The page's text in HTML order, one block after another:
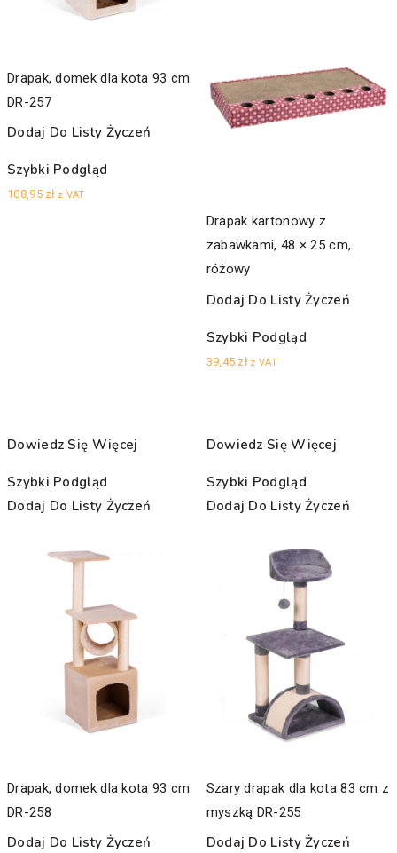
Drapak, domek dla kota 93 cm
DR-257
Dodaj Do Listy Życzeń
Szybki Podgląd
108,95 zł z VAT
Drapak kartonowy z
zabawkami, 48 × 25 cm,
różowy
Dodaj Do Listy Życzeń
Szybki Podgląd
39,45 zł z VAT
Dowiedz Się Więcej
Szybki Podgląd
Dodaj Do Listy Życzeń
Drapak, domek dla kota 93 cm
DR-258
Dodaj Do Listy Życzeń
Dowiedz Się Więcej
Szybki Podgląd
Dodaj Do Listy Życzeń
Szary drapak dla kota 83 cm z
myszką DR-255
Dodaj Do Listy Życzeń